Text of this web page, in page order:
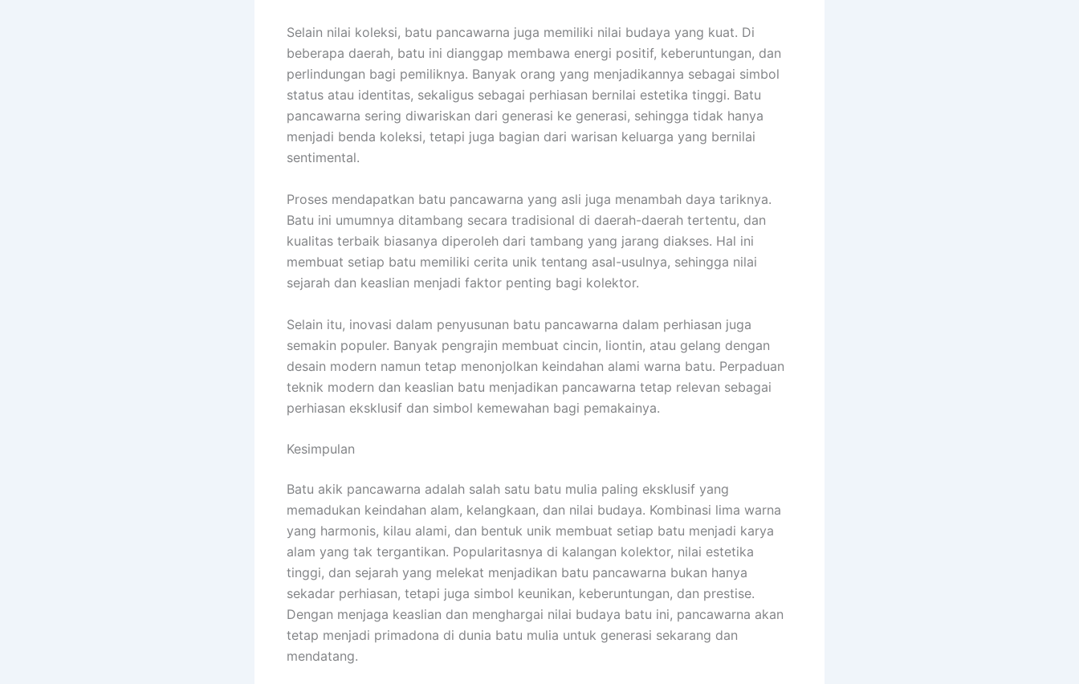
Selain nilai koleksi, batu pancawarna juga memiliki nilai budaya yang kuat. Di
beberapa daerah, batu ini dianggap membawa energi positif, keberuntungan, dan
perlindungan bagi pemiliknya. Banyak orang yang menjadikannya sebagai simbol
status atau identitas, sekaligus sebagai perhiasan bernilai estetika tinggi. Batu
pancawarna sering diwariskan dari generasi ke generasi, sehingga tidak hanya
menjadi benda koleksi, tetapi juga bagian dari warisan keluarga yang bernilai
sentimental.
Proses mendapatkan batu pancawarna yang asli juga menambah daya tariknya.
Batu ini umumnya ditambang secara tradisional di daerah-daerah tertentu, dan
kualitas terbaik biasanya diperoleh dari tambang yang jarang diakses. Hal ini
membuat setiap batu memiliki cerita unik tentang asal-usulnya, sehingga nilai
sejarah dan keaslian menjadi faktor penting bagi kolektor.
Selain itu, inovasi dalam penyusunan batu pancawarna dalam perhiasan juga
semakin populer. Banyak pengrajin membuat cincin, liontin, atau gelang dengan
desain modern namun tetap menonjolkan keindahan alami warna batu. Perpaduan
teknik modern dan keaslian batu menjadikan pancawarna tetap relevan sebagai
perhiasan eksklusif dan simbol kemewahan bagi pemakainya.
Kesimpulan
Batu akik pancawarna adalah salah satu batu mulia paling eksklusif yang
memadukan keindahan alam, kelangkaan, dan nilai budaya. Kombinasi lima warna
yang harmonis, kilau alami, dan bentuk unik membuat setiap batu menjadi karya
alam yang tak tergantikan. Popularitasnya di kalangan kolektor, nilai estetika
tinggi, dan sejarah yang melekat menjadikan batu pancawarna bukan hanya
sekadar perhiasan, tetapi juga simbol keunikan, keberuntungan, dan prestise.
Dengan menjaga keaslian dan menghargai nilai budaya batu ini, pancawarna akan
tetap menjadi primadona di dunia batu mulia untuk generasi sekarang dan
mendatang.